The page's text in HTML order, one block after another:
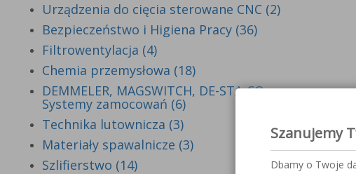
Urządzenia do cięcia sterowane CNC (2)
Bezpieczeństwo i Higiena Pracy (36)
Filtrowentylacja (4)
Chemia przemysłowa (18)
DEMMELER, MAGSWITCH, DE-STA-CO -
Systemy zamocowań (6)
Technika lutownicza (3)
Materiały spawalnicze (3)
Szlifierstwo (14)
Szanujemy
Dbamy o Twoje